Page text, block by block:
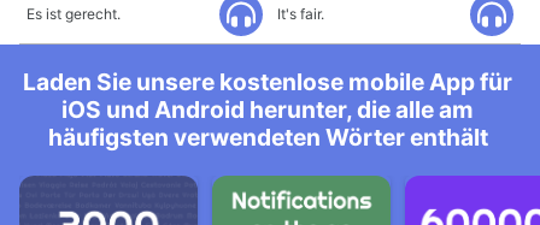
Es ist gerecht. It's fair.
Laden Sie unsere kostenlose mobile App für
iOS und Android herunter, die alle am
häufigsten verwendeten Wörter enthält